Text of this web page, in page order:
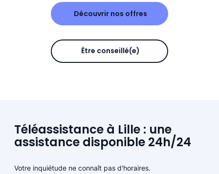
Découvrir nos offres
Être conseillé(e)
Téléassistance à Lille : une
assistance disponible 24h/24
Votre inquiétude ne connaît pas d'horaires.